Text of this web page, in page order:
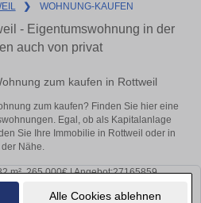
Alle Cookies ablehnen
❯ WOHNUNG-KAUFEN
- Eigentumswohnung in der
auch von privat
zum kaufen in Rottweil
zum kaufen? Finden Sie hier eine
Egal, ob als Kapitalanlage
Sie Ihre Immobilie in Rottweil oder in
der Nähe.